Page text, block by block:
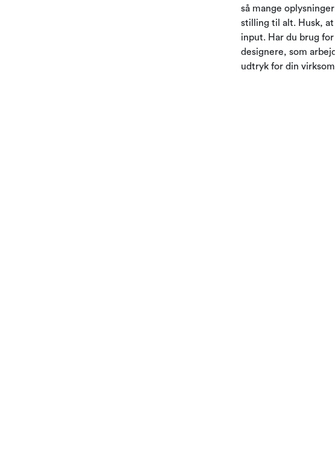
så mange
stilling til alt. Husk,
input. Har du brug
designere, som
udtryk for din